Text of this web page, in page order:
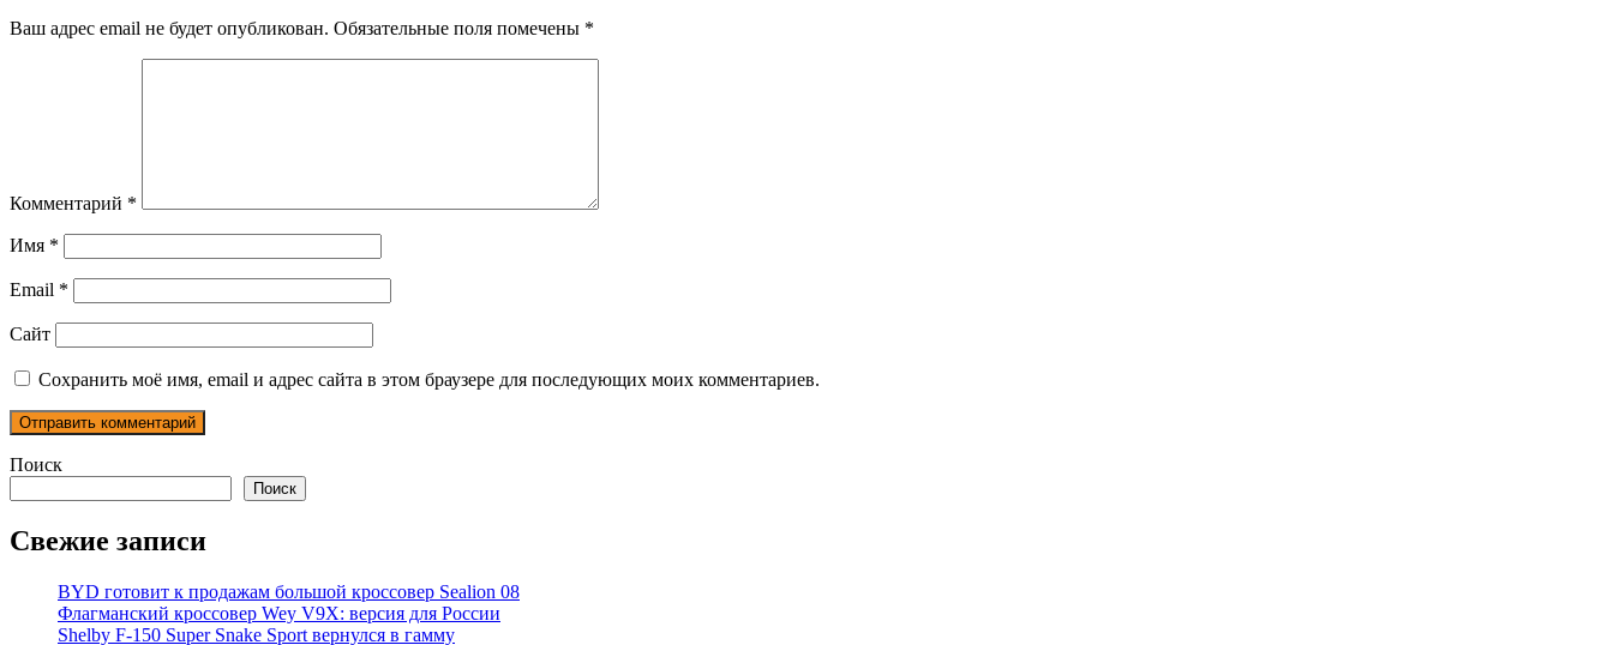
Ваш адрес email не будет опубликован. Обязательные поля помечены *
Комментарий *
Имя *
Email *
Сайт
Сохранить моё имя, email и адрес сайта в этом браузере для последующих моих комментариев.
Поиск
Поиск
Свежие записи
BYD готовит к продажам большой кроссовер Sealion 08
Флагманский кроссовер Wey V9X: версия для России
Shelby F-150 Super Snake Sport вернулся в гамму